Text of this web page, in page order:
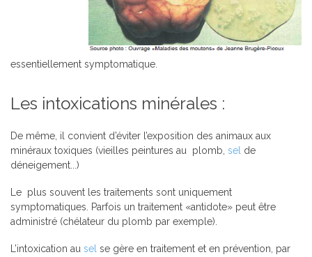
essentiellement symptomatique.
Les intoxications minérales :
De même, il convient d’éviter l’exposition des animaux aux
minéraux toxiques (vieilles peintures au plomb, sel de
déneigement...)
Le plus souvent les traitements sont uniquement
symptomatiques. Parfois un traitement «antidote» peut être
administré (chélateur du plomb par exemple).
L’intoxication au sel se gère en traitement et en prévention, par